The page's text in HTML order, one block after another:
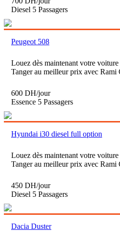
Diesel 5 Passagers
Peugeot 508
Louez dès maintenant votre voiture
Tanger au meilleur prix avec Rami
600 DH/jour
Essence 5 Passagers
Hyundai i30 diesel full option
Louez dès maintenant votre voiture
Tanger au meilleur prix avec Rami
450 DH/jour
Diesel 5 Passagers
Dacia Duster